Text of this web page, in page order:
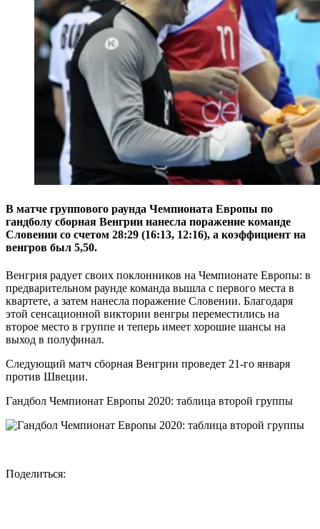
В матче группового раунда Чемпионата Европы по
гандболу сборная Венгрии нанесла поражение команде
Словении со счетом 28:29 (16:13, 12:16), а коэффициент на
венгров был 5,50.
Венгрия радует своих поклонников на Чемпионате Европы: в
предварительном раунде команда вышла с первого места в
квартете, а затем нанесла поражение Словении. Благодаря
этой сенсационной виктории венгры переместились на
второе место в группе и теперь имеет хорошие шансы на
выход в полуфинал.
Следующий матч сборная Венгрии проведет 21-го января
против Швеции.
Гандбол Чемпионат Европы 2020: таблица второй группы
Поделиться: